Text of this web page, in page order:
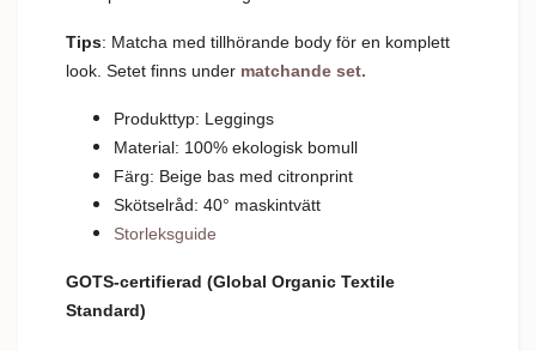
Tips: Matcha med tillhörande body för en komplett
look. Setet finns under matchande set.
Produkttyp: Leggings
Material: 100% ekologisk bomull
Färg: Beige bas med citronprint
Skötselråd: 40° maskintvätt
Storleksguide
GOTS-certifierad (Global Organic Textile
Standard)